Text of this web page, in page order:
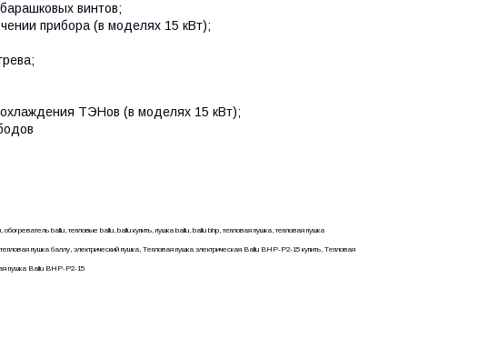
винтов;
прибора (в моделях 15 кВт);
ТЭНов (в моделях 15 кВт);
ballu, тепловые ballu, ballu купить, пушка ballu, ballu bhp, тепловая пушка, тепловая пушка
пушка баллу, электрический пушка, Тепловая пушка электрическая Ballu BHP-P2-15 купить, Тепловая
пушка Ballu BHP-P2-15